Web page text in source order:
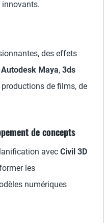
innovants.
des effets
Autodesk Maya, 3ds
de films, de
de concepts
avec Civil 3D
les
numériques